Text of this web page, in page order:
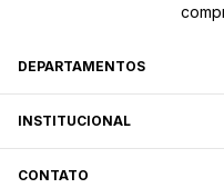
DEPARTAMENTOS
INSTITUCIONAL
CONTATO